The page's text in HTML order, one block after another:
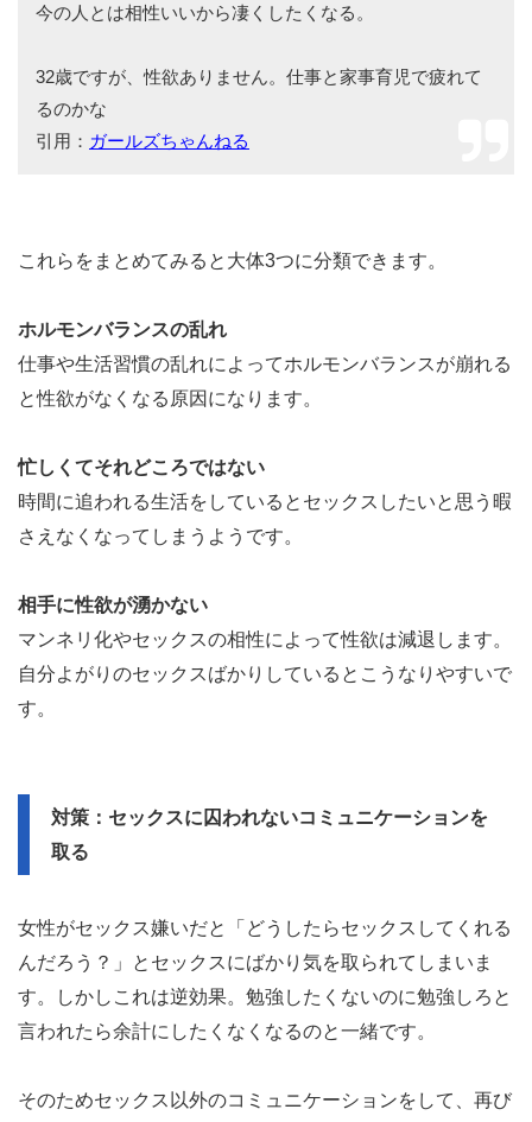
今の人とは相性いいから凄くしたくなる。
32歳ですが、性欲ありません。仕事と家事育児で疲れて
るのかな
引用： ガールズちゃんねる
これらをまとめてみると大体3つに分類できます。
ホルモンバランスの乱れ
仕事や生活習慣の乱れによってホルモンバランスが崩れる
と性欲がなくなる原因になります。
忙しくてそれどころではない
時間に追われる生活をしているとセックスしたいと思う暇
さえなくなってしまうようです。
相手に性欲が湧かない
マンネリ化やセックスの相性によって性欲は減退します。
自分よがりのセックスばかりしているとこうなりやすいで
す。
対策：セックスに囚われないコミュニケーションを
取る
女性がセックス嫌いだと「どうしたらセックスしてくれる
んだろう？」とセックスにばかり気を取られてしまいま
す。しかしこれは逆効果。勉強したくないのに勉強しろと
言われたら余計にしたくなくなるのと一緒です。
そのためセックス以外のコミュニケーションをして、再び